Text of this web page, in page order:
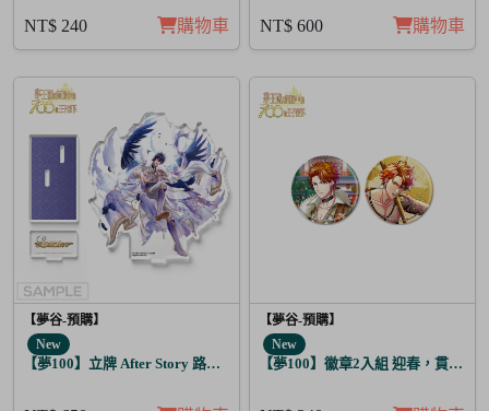
NT$ 240 購物車 NT$ 600 購物車
【夢谷-預購】
New
【夢100】立牌 After Story 路希安 日覺
【夢谷-預購】
New
【夢100】徽章2入組 迎春，貫徹仁